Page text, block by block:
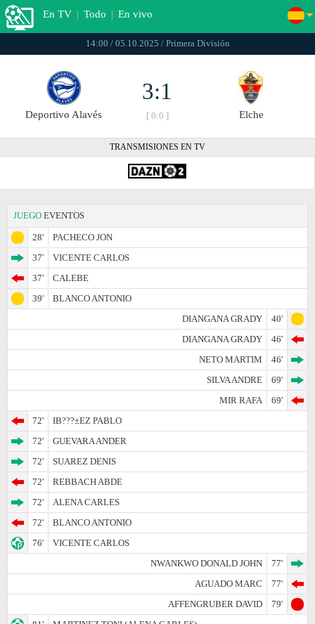
En TV | Todo | En vivo
14:00 / 05.10.2025 / Primera División
Deportivo Alavés
3:1
[ 0:0 ] Elche
TRANSMISIONES EN TV
JUEGO EVENTOS
28'
PACHECO JON
37'
VICENTE CARLOS
37'
CALEBE
39'
BLANCO ANTONIO
DIANGANA GRADY
40'
DIANGANA GRADY
46'
NETO MARTIM
46'
SILVA ANDRE
69'
MIR RAFA
69'
72'
IB???±EZ PABLO
72'
GUEVARA ANDER
72'
SUAREZ DENIS
72'
REBBACH ABDE
72'
ALENA CARLES
72'
BLANCO ANTONIO
76'
VICENTE CARLOS
NWANKWO DONALD JOHN
77'
AGUADO MARC
77'
AFFENGRUBER DAVID
79'